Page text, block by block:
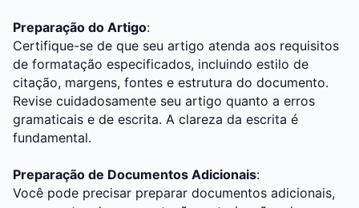
Preparação do Artigo:
Certifique-se de que seu artigo atenda aos requisitos
de formatação especificados, incluindo estilo de
citação, margens, fontes e estrutura do documento.
Revise cuidadosamente seu artigo quanto a erros
gramaticais e de escrita. A clareza da escrita é
fundamental.
Preparação de Documentos Adicionais:
Você pode precisar preparar documentos adicionais,